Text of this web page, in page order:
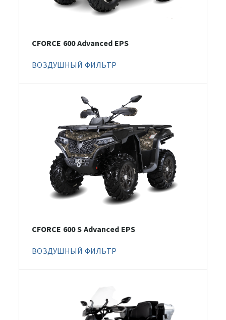
CFORCE 600 Advanced EPS
ВОЗДУШНЫЙ ФИЛЬТР
CFORCE 600 S Advanced EPS
ВОЗДУШНЫЙ ФИЛЬТР